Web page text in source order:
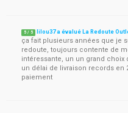
5 / 5 lilou37 a évalué La Redoute
ça fait plusieurs années que je
redoute, toujours contente de
intéressante, un un grand
un délai de livraison records en
paiement